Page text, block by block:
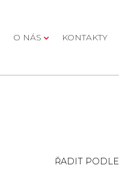
O NÁS KONTAKTY
ŘADIT PODLE